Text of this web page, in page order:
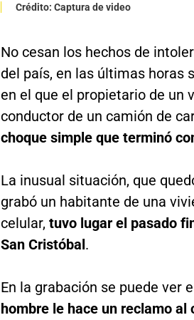
Crédito: Captura de video
No cesan los hechos de
del país, en las últimas horas
en el que el propietario de un
conductor de un camión de
choque simple que terminó
La inusual situación, que
grabó un habitante de una
celular, tuvo lugar el pasado
San Cristóbal.
En la grabación se puede ver
hombre le hace un reclamo